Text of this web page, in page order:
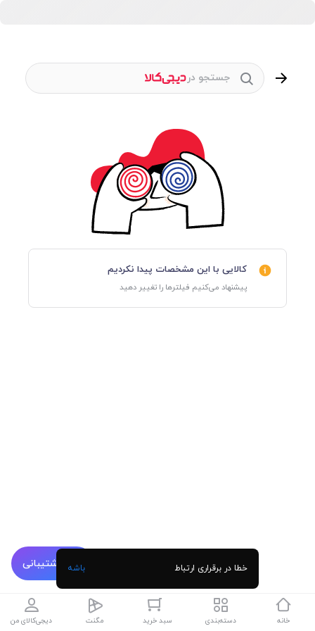
پشتیبانی
جستجو در
کالایی با این مشخصات پیدا نکردیم
پیشنهاد می‌کنیم فیلترها را تغییر دهید
خانه دسته‌بندی سبد خرید مگنت دیجی‌کالای من
خطا در برقراری ارتباط باشه